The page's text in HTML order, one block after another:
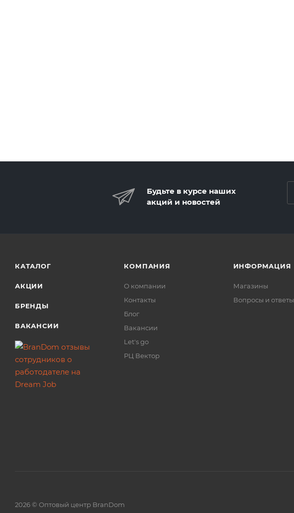
Будьте в курсе наших
акций и новостей
КАТАЛОГ
АКЦИИ
БРЕНДЫ
ВАКАНСИИ
КОМПАНИЯ
О компании
Контакты
Блог
Вакансии
Let's go
РЦ Вектор
ИНФОРМАЦИЯ
Магазины
Вопросы и ответы
2026 © Оптовый центр BranDom